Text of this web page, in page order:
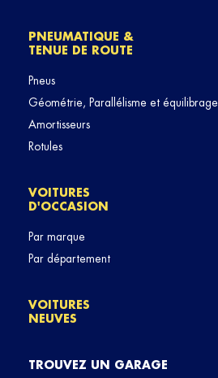
PNEUMATIQUE &
TENUE DE ROUTE
Pneus
Géométrie, Parallélisme et équilibrage
Amortisseurs
Rotules
VOITURES
D'OCCASION
Par marque
Par département
VOITURES
NEUVES
TROUVEZ UN GARAGE